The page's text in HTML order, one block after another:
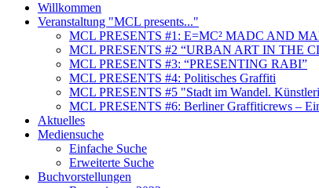
Willkommen
Veranstaltung "MCL presents..."
MCL PRESENTS #1: E=MC² MADC AND
MCL PRESENTS #2 “URBAN ART IN THE
MCL PRESENTS #3: “PRESENTING RABI”
MCL PRESENTS #4: Politisches Graffiti
MCL PRESENTS #5 "Stadt im Wandel.
MCL PRESENTS #6: Berliner Graffiticrews –
Aktuelles
Mediensuche
Einfache Suche
Erweiterte Suche
Buchvorstellungen